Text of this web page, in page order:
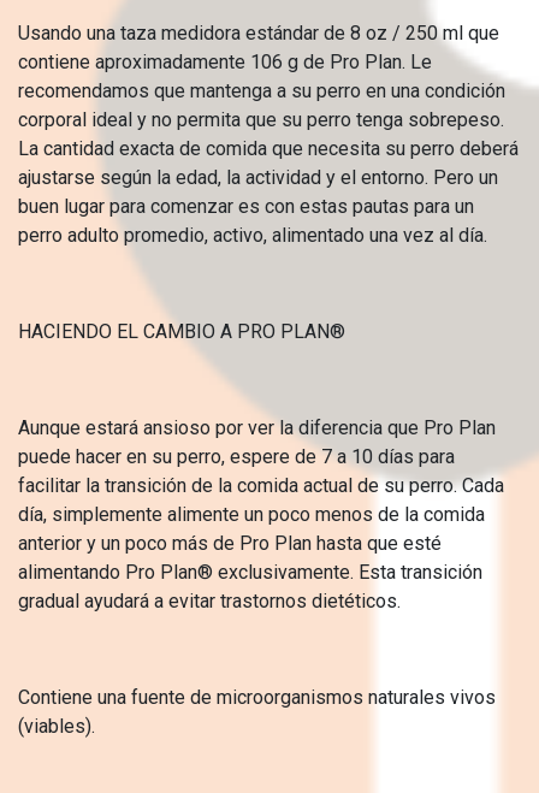
Usando una taza medidora estándar de 8 oz / 250 ml que
contiene aproximadamente 106 g de Pro Plan. Le
recomendamos que mantenga a su perro en una condición
corporal ideal y no permita que su perro tenga sobrepeso.
La cantidad exacta de comida que necesita su perro deberá
ajustarse según la edad, la actividad y el entorno. Pero un
buen lugar para comenzar es con estas pautas para un
perro adulto promedio, activo, alimentado una vez al día.
HACIENDO EL CAMBIO A PRO PLAN®
Aunque estará ansioso por ver la diferencia que Pro Plan
puede hacer en su perro, espere de 7 a 10 días para
facilitar la transición de la comida actual de su perro. Cada
día, simplemente alimente un poco menos de la comida
anterior y un poco más de Pro Plan hasta que esté
alimentando Pro Plan® exclusivamente. Esta transición
gradual ayudará a evitar trastornos dietéticos.
Contiene una fuente de microorganismos naturales vivos
(viables).